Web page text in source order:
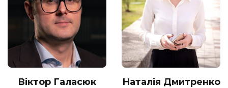
Віктор Галасюк Наталія Дмитренко